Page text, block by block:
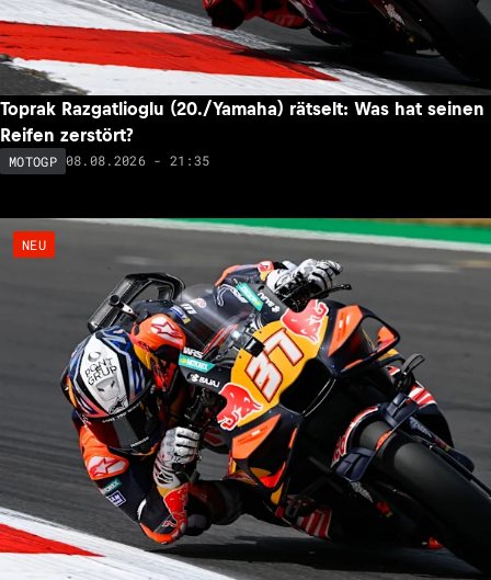
Toprak Razgatlioglu (20./Yamaha) rätselt: Was hat seinen
Reifen zerstört?
MOTOGP 08.08.2026 - 21:35
NEU